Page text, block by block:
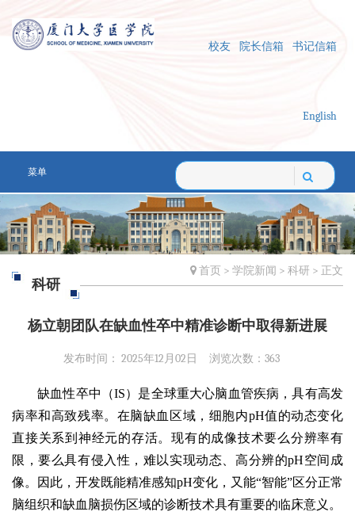
校友 院长信箱 书记信箱
English
菜单
科研
首页 > 学院新闻 > 科研 > 正文
杨立朝团队在缺血性卒中精准诊断中取得新进展
发布时间： 2025年12月02日 浏览次数： 363
缺血性卒中（IS）是全球重大心脑血管疾病，具有高发
病率和高致残率。在脑缺血区域，细胞内pH值的动态变化
直接关系到神经元的存活。现有的成像技术要么分辨率有
限，要么具有侵入性，难以实现动态、高分辨的pH空间成
像。因此，开发既能精准感知pH变化，又能“智能”区分正常
脑组织和缺血脑损伤区域的诊断技术具有重要的临床意义。